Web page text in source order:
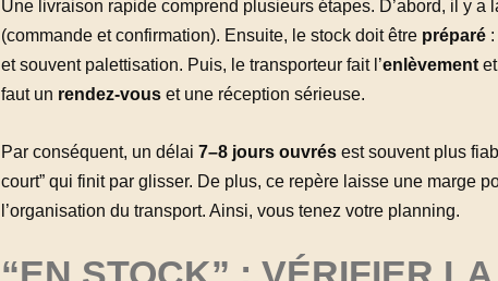
Une livraison rapide comprend plusieurs étapes. D’abord, il y a
(commande et confirmation). Ensuite, le stock doit être préparé:
et souvent palettisation. Puis, le transporteur fait l’enlèvementet
faut un rendez-vouset une réception sérieuse.
Par conséquent, un délai 7–8 jours ouvrésest souvent plus
court” qui finit par glisser. De plus, ce repère laisse une marge
l’organisation du transport. Ainsi, vous tenez votre planning.